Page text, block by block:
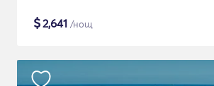
$2,641 /нощ